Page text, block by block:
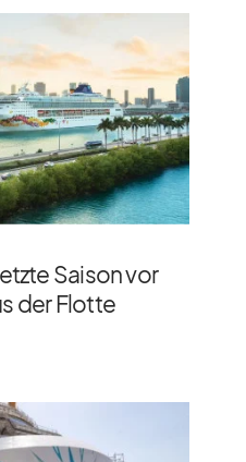
Saison vor
der Flotte